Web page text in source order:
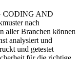
CODING AND
nach
aller Branchen können
analysiert und
und getestet